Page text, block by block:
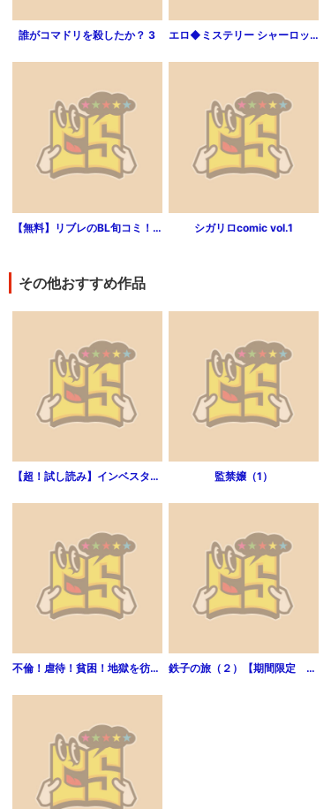
誰がコマドリを殺したか？ 3 エロ◆ミステリー シャーロック・ホームズ 第1巻
【無料】リブレのBL旬コミ！！ 夏’14 シガリロcomic vol.1
その他おすすめ作品
【超！試し読み】インベスターZ マイルール篇 監禁嬢（1）
不倫！虐待！貧困！地獄を彷徨う女たちの波瀾万丈【分冊版】1 鉄子の旅（２）【期間限定 無料お試し版】